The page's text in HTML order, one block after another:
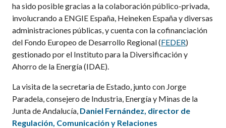
ha sido posible gracias a la colaboración público-privada,
involucrando a ENGIE España, Heineken España y diversas
administraciones públicas, y cuenta con la cofinanciación
del Fondo Europeo de Desarrollo Regional (FEDER)
gestionado por el Instituto para la Diversificación y
Ahorro de la Energía (IDAE).
La visita de la secretaria de Estado, junto con Jorge
Paradela, consejero de Industria, Energía y Minas de la
Junta de Andalucía, Daniel Fernández, director de
Regulación, Comunicación y Relaciones